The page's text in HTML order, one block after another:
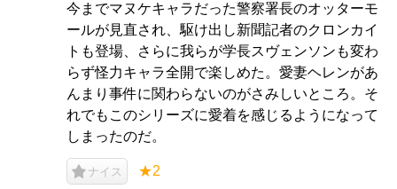
今までマヌケキャラだった警察署長のオッターモ
ールが見直され、駆け出し新聞記者のクロンカイ
トも登場、さらに我らが学長スヴェンソンも変わ
らず怪力キャラ全開で楽しめた。愛妻ヘレンがあ
んまり事件に関わらないのがさみしいところ。そ
れでもこのシリーズに愛着を感じるようになって
しまったのだ。
ナイス ★2